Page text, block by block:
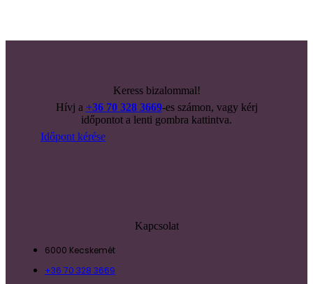
Keress bizalommal!
Hívj a +36 70 328 3669-es számon, vagy kérj
időpontot a lenti gombra kattintva.
Időpont kérése
Kapcsolat
6000 Kecskemét
+36 70 328 3669